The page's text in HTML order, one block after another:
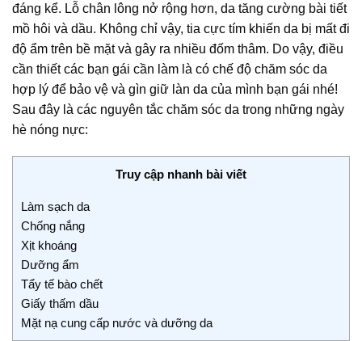
đáng kể. Lỗ chân lông nở rộng hơn, da tăng cường bài tiết
mồ hôi và dầu. Không chỉ vậy, tia cực tím khiến da bị mất đi
độ ẩm trên bề mặt và gây ra nhiều đốm thâm. Do vậy, điều
cần thiết các bạn gái cần làm là có chế độ chăm sóc da
hợp lý để bảo vệ và gìn giữ làn da của mình bạn gái nhé!
Sau đây là các nguyên tắc chăm sóc da trong những ngày
hè nóng nực:
Truy cập nhanh bài viết
Làm sạch da
Chống nắng
Xịt khoáng
Dưỡng ẩm
Tẩy tế bào chết
Giấy thấm dầu
Mặt nạ cung cấp nước và dưỡng da